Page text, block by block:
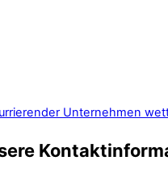
Unternehmen